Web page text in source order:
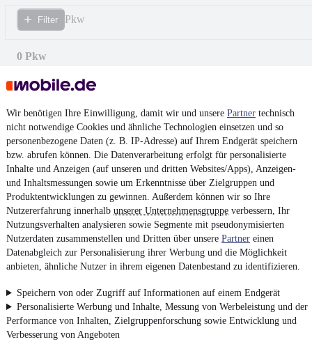
Wir benötigen Ihre Einwilligung, damit wir und unsere Partner technisch
nicht notwendige Cookies und ähnliche Technologien einsetzen und so
personenbezogene Daten (z. B. IP-Adresse) auf Ihrem Endgerät speichern
bzw. abrufen können. Die Datenverarbeitung erfolgt für personalisierte
Inhalte und Anzeigen (auf unseren und dritten Websites/Apps), Anzeigen-
und Inhaltsmessungen sowie um Erkenntnisse über Zielgruppen und
Produktentwicklungen zu gewinnen. Außerdem können wir so Ihre
Nutzererfahrung innerhalb unserer Unternehmensgruppe verbessern, Ihr
Nutzungsverhalten analysieren sowie Segmente mit pseudonymisierten
Nutzerdaten zusammenstellen und Dritten über unsere Partner einen
Datenabgleich zur Personalisierung ihrer Werbung und die Möglichkeit
anbieten, ähnliche Nutzer in ihrem eigenen Datenbestand zu identifizieren.
Speichern von oder Zugriff auf Informationen auf einem Endgerät
Personalisierte Werbung und Inhalte, Messung von Werbeleistung und der
Performance von Inhalten, Zielgruppenforschung sowie Entwicklung und
Verbesserung von Angeboten
Filter Pkw
0 Pkw
¹MwSt. ausweisbar